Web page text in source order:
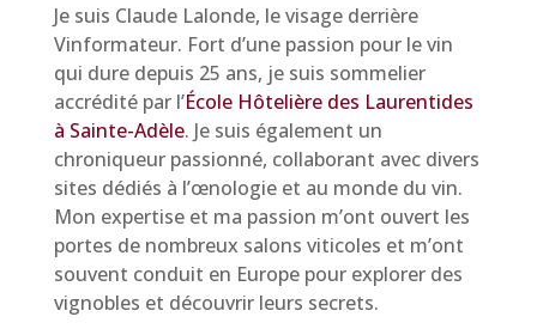
Je suis Claude Lalonde, le visage derrière
Vinformateur. Fort d’une passion pour le vin
qui dure depuis 25 ans, je suis sommelier
accrédité par l’École Hôtelière des Laurentides
à Sainte-Adèle. Je suis également un
chroniqueur passionné, collaborant avec divers
sites dédiés à l’œnologie et au monde du vin.
Mon expertise et ma passion m’ont ouvert les
portes de nombreux salons viticoles et m’ont
souvent conduit en Europe pour explorer des
vignobles et découvrir leurs secrets.